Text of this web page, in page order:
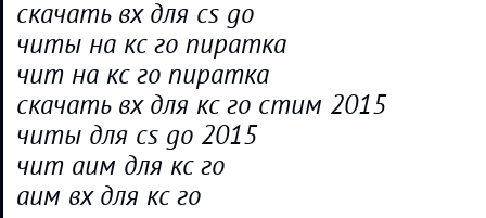
скачать вх для cs go
читы на кс го пиратка
чит на кс го пиратка
скачать вх для кс го стим 2015
читы для cs go 2015
чит аим для кс го
аим вх для кс го